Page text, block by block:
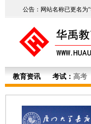
公告：网站名称已更名为
教育资讯 考试： 高考